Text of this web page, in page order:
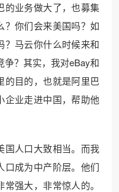
的业务做大了，也募集
？你们会来美国吗？如
？马云你什么时候来和
争？其实，我对eBay和
的目的，也就是阿里巴
企业走进中国，帮助他
国人口大致相当。而我
口成为中产阶层。他们
强大，非常惊人的。